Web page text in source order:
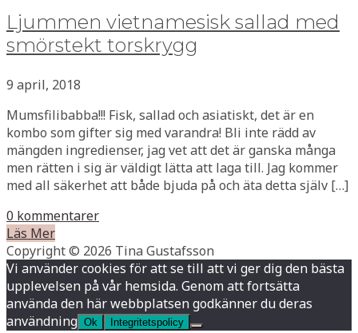
Ljummen vietnamesisk sallad med
smörstekt torskrygg
9 april, 2018
Mumsfilibabba!!! Fisk, sallad och asiatiskt, det är en
kombo som gifter sig med varandra! Bli inte rädd av
mängden ingredienser, jag vet att det är ganska många
men rätten i sig är väldigt lätta att laga till. Jag kommer
med all säkerhet att både bjuda på och äta detta själv […]
0 kommentarer
Läs Mer
Copyright © 2026 Tina Gustafsson
Vi använder cookies för att se till att vi ger dig den bästa
upplevelsen på vår hemsida. Genom att fortsätta
använda den här webbplatsen godkänner du deras
användning Ok Integritetspolicy